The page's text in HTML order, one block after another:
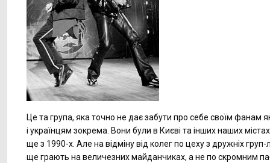
Це та група, яка точно не дає забути про себе своїм фанам
і українцям зокрема. Вони були в Києві та інших наших
ще з 1990-х. Але на відміну від колег по цеху з дружніх
ще грають на величезних майданчиках, а не по скромним